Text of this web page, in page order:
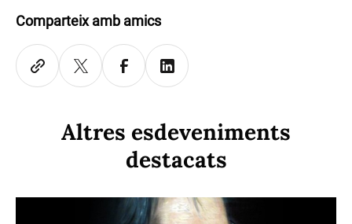
Comparteix amb amics
Altres esdeveniments
destacats